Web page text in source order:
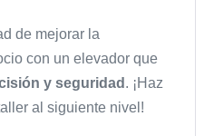
de mejorar la
con un elevador que
y seguridad . ¡Haz
al siguiente nivel!